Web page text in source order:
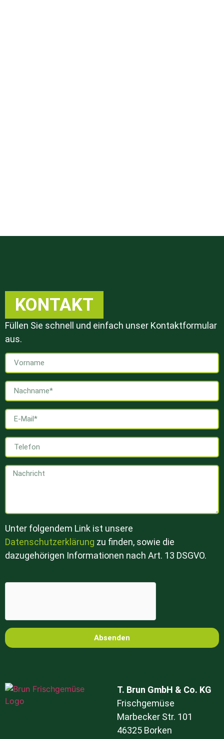
T. Brun GmbH & Co. KG
Frischgemüse
Marbecker Str. 101
46325 Borken
KONTAKT
Füllen Sie schnell und einfach unser Kontaktformular
aus.
Unter folgendem Link ist unsere
Datenschutzerklärung zu finden, sowie die
dazugehörigen Informationen nach Art. 13 DSGVO.
Absenden